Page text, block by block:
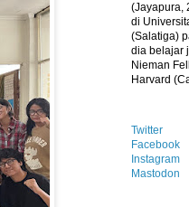
(Jayapura,
di
(Salatiga)
dia belajar
Nieman
Harvard
Twitter
Facebook
Instagram
Mastodon